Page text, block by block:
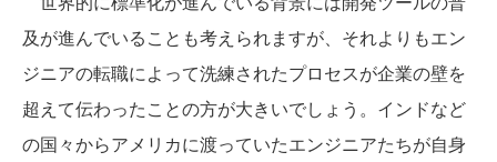
及が進んでいることも考えられますが、それよりもエン
ジニアの転職によって洗練されたプロセスが企業の壁を
超えて伝わったことの方が大きいでしょう。インドなど
の国々からアメリカに渡っていたエンジニアたちが自身